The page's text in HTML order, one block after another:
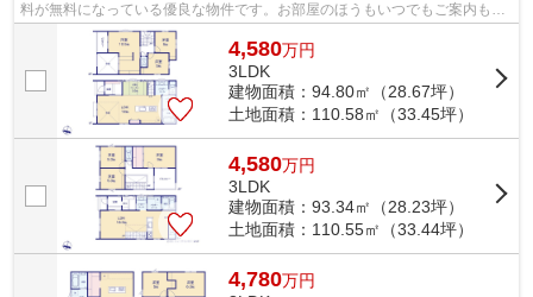
料が無料になっている優良な物件です。お部屋のほうもいつでもご案内もさ
せて頂きますのでお気軽にお問合せ下...
4,580万円
3LDK
建物面積：94.80㎡（28.67坪）
土地面積：110.58㎡（33.45坪）
4,580万円
3LDK
建物面積：93.34㎡（28.23坪）
土地面積：110.55㎡（33.44坪）
4,780万円